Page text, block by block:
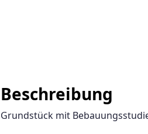
Beschreibung
Grundstück mit